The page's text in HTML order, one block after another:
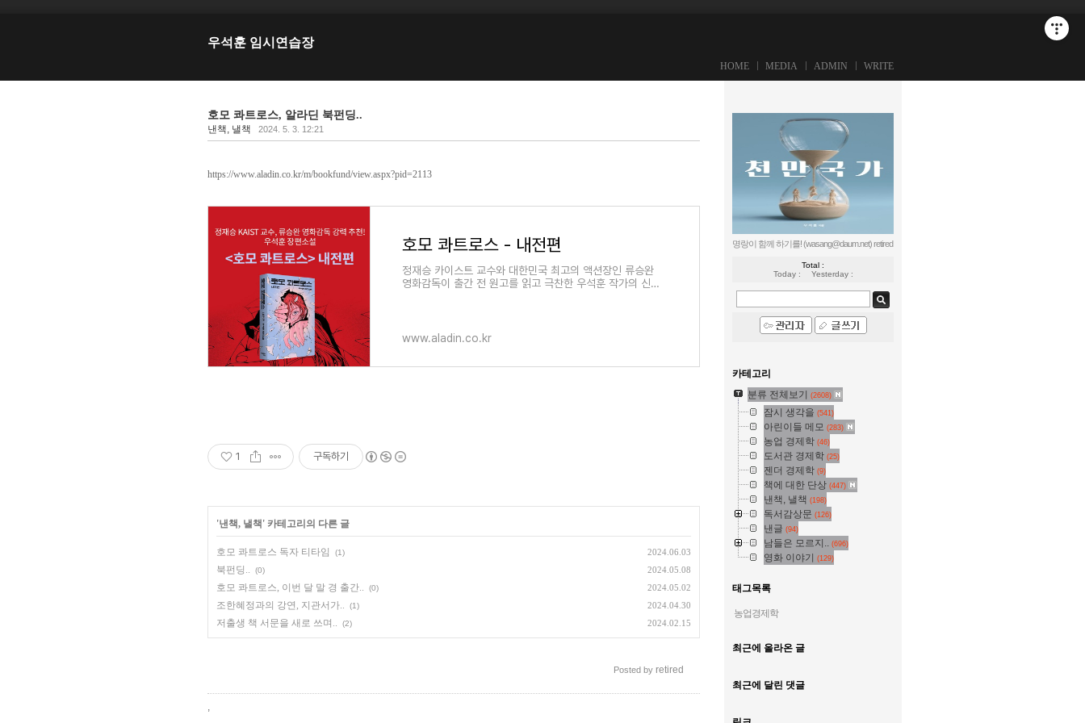
우석훈 임시연습장
HOME MEDIA ADMIN WRITE
호모 콰트로스, 알라딘 북펀딩..
낸책, 낼책 2024. 5. 3. 12:21
https://www.aladin.co.kr/m/bookfund/view.aspx?pid=2113
호모 콰트로스 - 내전편
정재승 카이스트 교수와 대한민국 최고의 액션장인 류승완
영화감독이 출간 전 원고를 읽고 극찬한 우석훈 작가의 신작
www.aladin.co.kr
1 구독하기
'낸책, 낼책 ' 카테고리의 다른 글
호모 콰트로스 독자 티타임 (1) 2024.06.03
북펀딩.. (0) 2024.05.08
호모 콰트로스, 이번 달 말 경 출간.. (0) 2024.05.02
조한혜정과의 강연, 지관서가.. (1) 2024.04.30
저출생 책 서문을 새로 쓰며.. (2) 2024.02.15
Posted by retired
,
명랑이 함께 하기를! (wasang@daum.net)retired
Total :
Today :
Yesterday :
카테고리
분류 전체보기 (2608)
잠시 생각을 (541)
아린이들 메모 (283)
농업 경제학 (46)
도서관 경제학 (25)
젠더 경제학 (9)
책에 대한 단상 (447)
낸책, 낼책 (198)
독서감상문 (126)
낸글 (94)
남들은 모르지.. (696)
영화 이야기 (129)
태그목록
농업경제학
최근에 올라온 글
최근에 달린 댓글